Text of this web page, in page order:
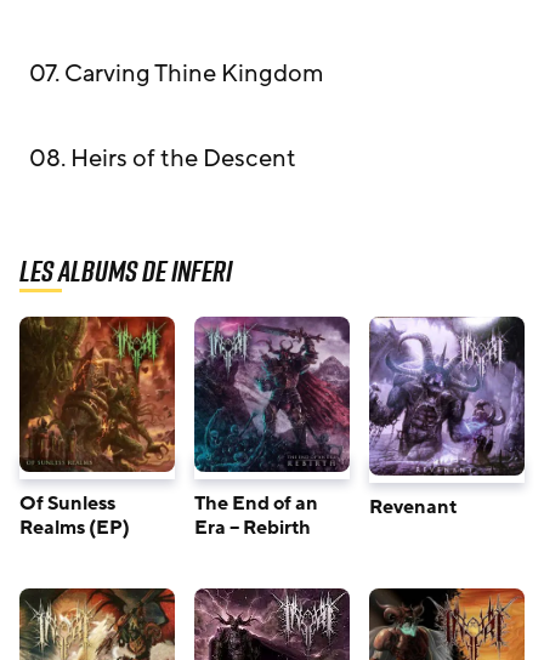
07. Carving Thine Kingdom
08. Heirs of the Descent
Les albums de Inferi
Of Sunless
Realms (EP)
The End of an
Era – Rebirth
Revenant